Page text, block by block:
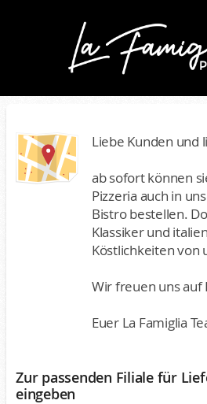
Liebe Kunden und
ab sofort können
Pizzeria auch in
Bistro bestellen.
Klassiker und
Köstlichkeiten von
Wir freuen uns auf
Euer La Famiglia
Zur passenden Filiale für
eingeben